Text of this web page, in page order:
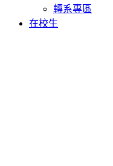
轉系專區
在校生